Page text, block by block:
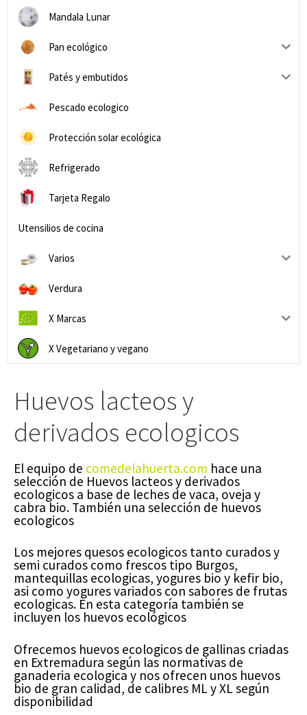
Mandala Lunar
Pan ecológico
Patés y embutidos
Pescado ecologico
Protección solar ecológica
Refrigerado
Tarjeta Regalo
Utensilios de cocina
Varios
Verdura
X Marcas
X Vegetariano y vegano
Huevos lacteos y
derivados ecologicos
El equipo de comedelahuerta.com hace una
selección de Huevos lacteos y derivados
ecologicos a base de leches de vaca, oveja y
cabra bio. También una selección de huevos
ecologicos
Los mejores quesos ecologicos tanto curados y
semi curados como frescos tipo Burgos,
mantequillas ecologicas, yogures bio y kefir bio,
asi como yogures variados con sabores de frutas
ecologicas. En esta categoría también se
incluyen los huevos ecológicos
Ofrecemos huevos ecologicos de gallinas criadas
en Extremadura según las normativas de
ganaderia ecologica y nos ofrecen unos huevos
bio de gran calidad, de calibres ML y XL según
disponibilidad